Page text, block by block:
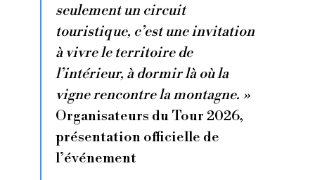
seulement un circuit
touristique, c’est une invitation
à vivre le territoire de
l’intérieur, à dormir là où la
vigne rencontre la montagne. »
Organisateurs du Tour 2026,
présentation officielle de
l’événement